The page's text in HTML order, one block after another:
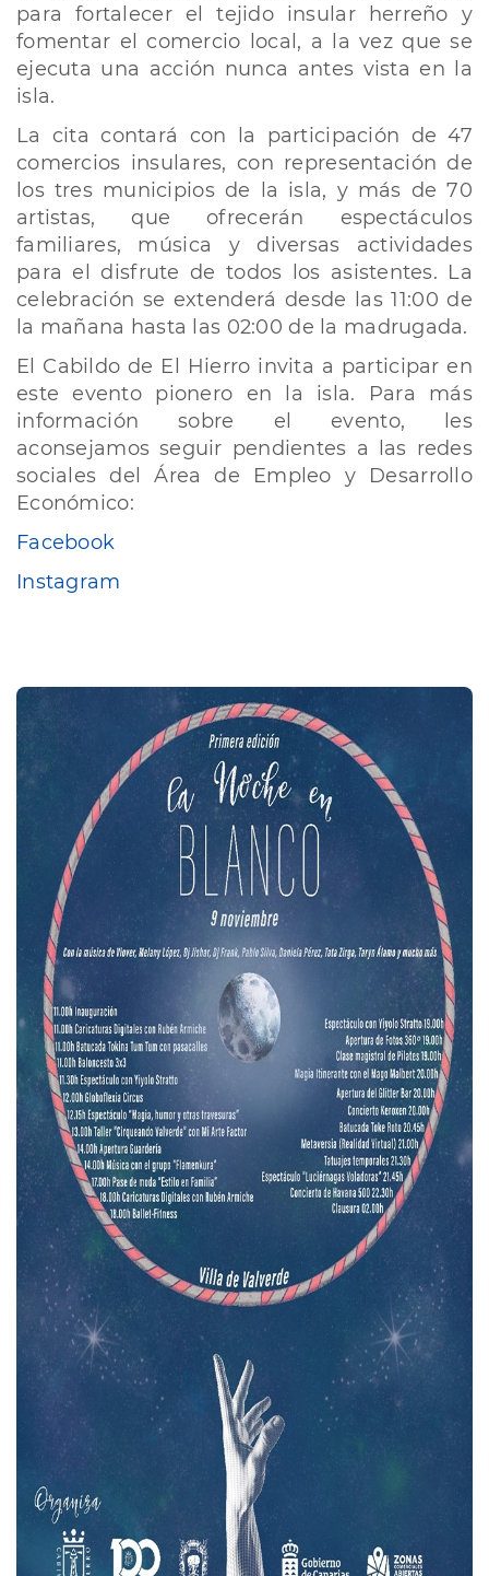
para fortalecer el tejido insular herreño y
fomentar el comercio local, a la vez que se
ejecuta una acción nunca antes vista en la
isla.
La cita contará con la participación de 47
comercios insulares, con representación de
los tres municipios de la isla, y más de 70
artistas, que ofrecerán espectáculos
familiares, música y diversas actividades
para el disfrute de todos los asistentes. La
celebración se extenderá desde las 11:00 de
la mañana hasta las 02:00 de la madrugada.
El Cabildo de El Hierro invita a participar en
este evento pionero en la isla. Para más
información sobre el evento, les
aconsejamos seguir pendientes a las redes
sociales del Área de Empleo y Desarrollo
Económico:
Facebook
Instagram